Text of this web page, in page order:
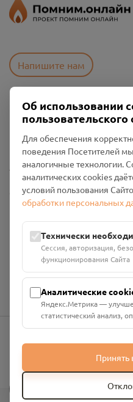
Напишите нам
Пользовательское
Политика
Промо-материалы
Настройки cookies
Общество с ограниченной
Проект Помним»
ИНН: 6700029207 ОГРН:
Юридический адрес: 216790,
Руднянский, г. Рудня, улица
Номер счёта:
Кор. счёт:
Об использовании
Для обеспечения
поведения Посетителей
аналогичные технологии.
аналитических cookies
условий пользования
обработки персональных
Технически
Сессия, авторизация,
функционирования Сайта
Аналитические
Яндекс.Метрика —
статистический анализ,